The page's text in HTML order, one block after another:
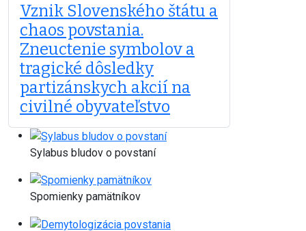
Vznik Slovenského štátu a
chaos povstania.
Zneuctenie symbolov a
tragické dôsledky
partizánskych akcií na
civilné obyvateľstvo
Sylabus bludov o povstaní
Spomienky pamätníkov